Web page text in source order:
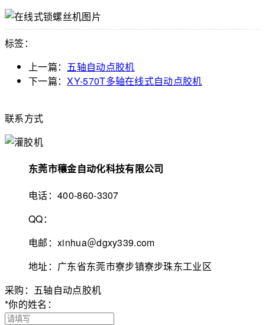
标签：
上一篇： 五轴自动点胶机
下一篇：XY-570T多轴在线式自动点胶机
联系方式
东莞市穰金自动化科技有限公司
电话：400-860-3307
QQ：
电邮：xinhua＠dgxy339.com
地址：广东省东莞市寮步镇寮步珠东工业区
采购：五轴自动点胶机
*你的姓名：